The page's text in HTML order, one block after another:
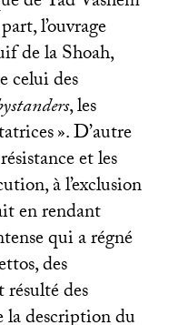
l’ouvrage
de la Shoah,
celui des
, les
». D’autre
et les
à l’exclusion
en rendant
qui a régné
des
des